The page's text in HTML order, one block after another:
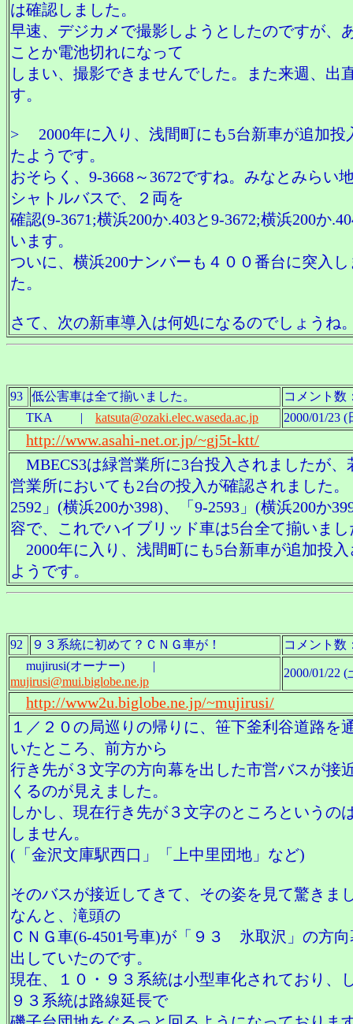
は確認しました。
早速、デジカメで撮影しようとしたのですが、
ことか電池切れになって
しまい、撮影できませんでした。また来週、出
す。
> 2000年に入り、浅間町にも5台新車が追加投
たようです。
おそらく、9-3668～3672ですね。みなとみらい
シャトルバスで、２両を
確認(9-3671;横浜200か.403と9-3672;横浜200か
います。
ついに、横浜200ナンバーも４００番台に突入し
た。
さて、次の新車導入は何処になるのでしょうね
93 低公害車は全て揃いました。
コメント
TKA | katsuta@ozaki.elec.waseda.ac.jp 2000/01/23 (
http://www.asahi-net.or.jp/~gj5t-ktt/
MBECS3は緑営業所に3台投入されましたが、
営業所においても2台の投入が確認されました。
2592」(横浜200か398)、「9-2593」(横浜200か
容で、これでハイブリッド車は5台全て揃いまし
2000年に入り、浅間町にも5台新車が追加投入
ようです。
92 ９３系統に初めて？ＣＮＧ車が！
コメント
mujirusi(オーナー) |
mujirusi@mui.biglobe.ne.jp
2000/01/22 (
http://www2u.biglobe.ne.jp/~mujirusi/
１／２０の局巡りの帰りに、笹下釜利谷道路を
いたところ、前方から
行き先が３文字の方向幕を出した市営バスが接
くるのが見えました。
しかし、現在行き先が３文字のところというの
しません。
(「金沢文庫駅西口」「上中里団地」など)
そのバスが接近してきて、その姿を見て驚きま
なんと、滝頭の
ＣＮＧ車(6-4501号車)が「９３ 氷取沢」の方向
出していたのです。
現在、１０・９３系統は小型車化されており、
９３系統は路線延長で